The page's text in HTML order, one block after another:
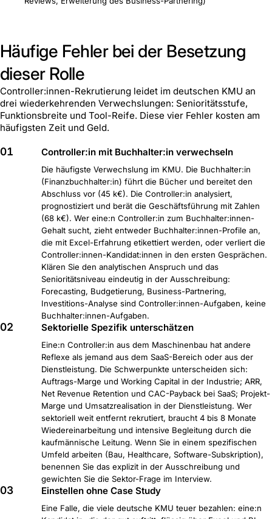
Häufige Fehler bei der Besetzung
dieser Rolle
Controller:innen-Rekrutierung leidet im deutschen KMU an
drei wiederkehrenden Verwechslungen: Senioritätsstufe,
Funktionsbreite und Tool-Reife. Diese vier Fehler kosten am
häufigsten Zeit und Geld.
01 Controller:in mit Buchhalter:in verwechseln
Die häufigste Verwechslung im KMU. Die Buchhalter:in
(Finanzbuchhalter:in) führt die Bücher und bereitet den
Abschluss vor (45 k€). Die Controller:in analysiert,
prognostiziert und berät die Geschäftsführung mit Zahlen
(68 k€). Wer eine:n Controller:in zum Buchhalter:innen-
Gehalt sucht, zieht entweder Buchhalter:innen-Profile an,
die mit Excel-Erfahrung etikettiert werden, oder verliert die
Controller:innen-Kandidat:innen in den ersten Gesprächen.
Klären Sie den analytischen Anspruch und das
Senioritätsniveau eindeutig in der Ausschreibung:
Forecasting, Budgetierung, Business-Partnering,
Investitions-Analyse sind Controller:innen-Aufgaben, keine
Buchhalter:innen-Aufgaben.
02 Sektorielle Spezifik unterschätzen
Eine:n Controller:in aus dem Maschinenbau hat andere
Reflexe als jemand aus dem SaaS-Bereich oder aus der
Dienstleistung. Die Schwerpunkte unterscheiden sich:
Auftrags-Marge und Working Capital in der Industrie; ARR,
Net Revenue Retention und CAC-Payback bei SaaS; Projekt-
Marge und Umsatzrealisation in der Dienstleistung. Wer
sektoriell weit entfernt rekrutiert, braucht 4 bis 8 Monate
Wiedereinarbeitung und intensive Begleitung durch die
kaufmännische Leitung. Wenn Sie in einem spezifischen
Umfeld arbeiten (Bau, Healthcare, Software-Subskription),
benennen Sie das explizit in der Ausschreibung und
gewichten Sie die Sektor-Frage im Interview.
03 Einstellen ohne Case Study
Eine Falle, die viele deutsche KMU teuer bezahlen: eine:n